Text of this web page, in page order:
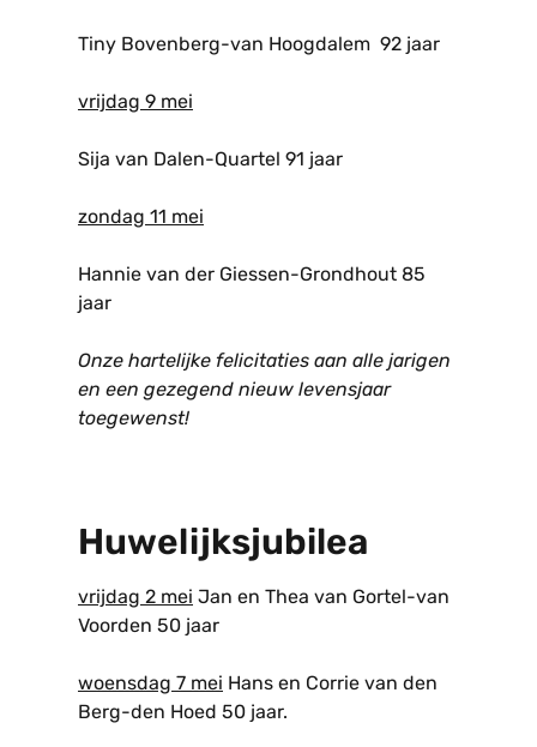
Tiny Bovenberg-van Hoogdalem 92 jaar
vrijdag 9 mei
Sija van Dalen-Quartel 91 jaar
zondag 11 mei
Hannie van der Giessen-Grondhout 85
jaar
Onze hartelijke felicitaties aan alle jarigen
en een gezegend nieuw levensjaar
toegewenst!
Huwelijksjubilea
vrijdag 2 mei Jan en Thea van Gortel-van
Voorden 50 jaar
woensdag 7 mei Hans en Corrie van den
Berg-den Hoed 50 jaar.